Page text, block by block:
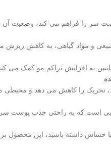
سر را فراهم می کند، وضعیت آن
و مواد گیاهی، به کاهش ریزش
به افزایش تراکم مو کمک می
تحریک را کاهش می دهد و محیطی
است که به راحتی جذب پوست سر
داشته باشید، این محصول